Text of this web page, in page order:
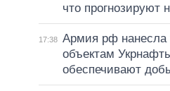
что прогнозируют
17:38 Армия рф нанесла
объектам
обеспечивают